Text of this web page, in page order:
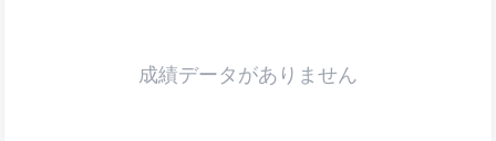
成績データがありません